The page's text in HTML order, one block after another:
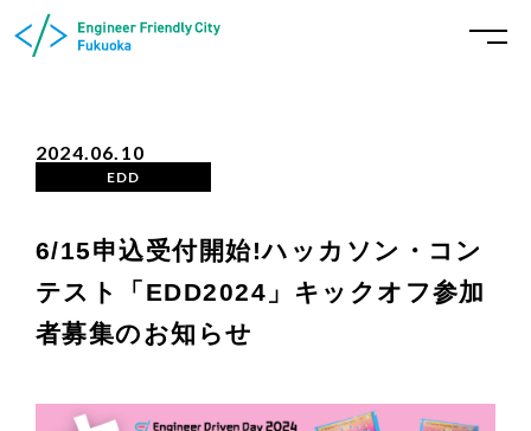
2024.06.10
EDD
6/15申込受付開始!ハッカソン・コン
テスト「EDD2024」キックオフ参加
者募集のお知らせ